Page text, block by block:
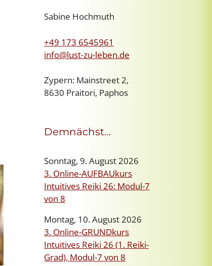
Sabine Hochmuth
+49 173 6545961
info@lust-zu-leben.de
Zypern: Mainstreet 2,
8630 Praitori, Paphos
Demnächst…
Sonntag, 9. August 2026
3. Online-AUFBAUkurs
Intuitives Reiki 26: Modul-7
von 8
Montag, 10. August 2026
3. Online-GRUNDkurs
Intuitives Reiki 26 (1. Reiki-
Grad), Modul-7 von 8